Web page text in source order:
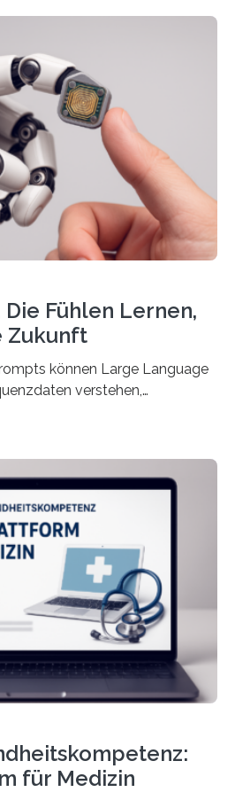
und Datenübertragung. Die
wissenschaftliche Begleitung
Das Ziel ist
Zustand der Person
Personen unterstützt
Alarm schlägt. „Die Idee
Die Fühlen Lernen,
Zukunft
können Large Language
verstehen,
ehemals an der Ruhr-
Ruhr-Universität Bochum in
Sie entwickelten
über die
Echtzeit an das Sprachmodell
Die Künstliche Intelligenz
Sprache des Körpers
keinen bewussten
für Medizin